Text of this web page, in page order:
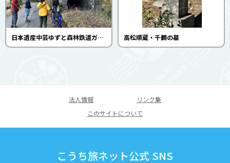
日本遺産中芸ゆずと森林鉄道ガイド会が案内するガイドツアー 高松順蔵・千鶴の墓
法人情報
リンク集
このサイトについて
こうち旅ネット公式 SNS